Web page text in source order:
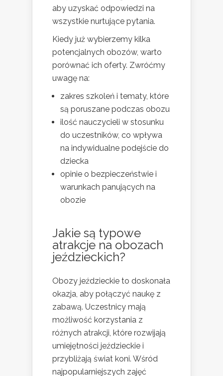
aby uzyskać odpowiedzi na
wszystkie nurtujące pytania.
Kiedy już wybierzemy kilka
potencjalnych obozów, warto
porównać ich oferty. Zwróćmy
uwagę na:
zakres szkoleń i tematy, które
są poruszane podczas obozu
ilość nauczycieli w stosunku
do uczestników, co wpływa
na indywidualne podejście do
dziecka
opinie o bezpieczeństwie i
warunkach panujących na
obozie
Jakie są typowe
atrakcje na obozach
jeździeckich?
Obozy jeździeckie to doskonała
okazja, aby połączyć naukę z
zabawą. Uczestnicy mają
możliwość korzystania z
różnych atrakcji, które rozwijają
umiejętności jeździeckie i
przybliżają świat koni. Wśród
najpopularniejszych zajęć